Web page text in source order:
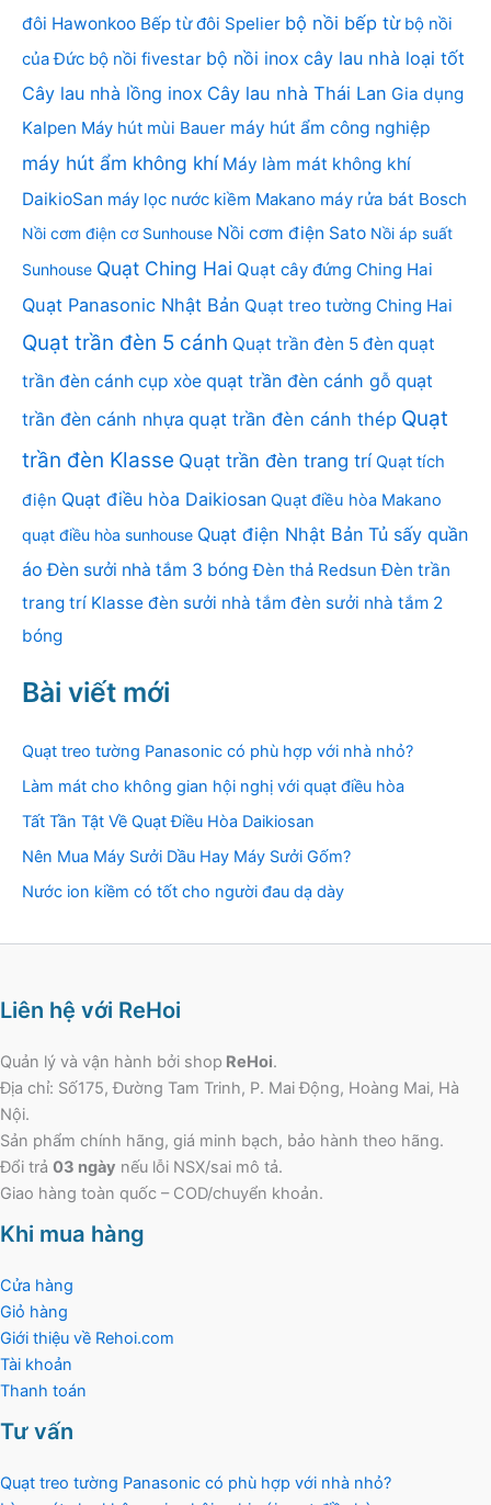
đôi Hawonkoo Bếp từ đôi Spelier bộ nồi bếp từ bộ nồi
của Đức bộ nồi fivestar bộ nồi inox cây lau nhà loại tốt
Cây lau nhà lồng inox Cây lau nhà Thái Lan Gia dụng
Kalpen Máy hút mùi Bauer máy hút ẩm công nghiệp
máy hút ẩm không khí Máy làm mát không khí
DaikioSan máy lọc nước kiềm Makano máy rửa bát Bosch
Nồi cơm điện cơ Sunhouse Nồi cơm điện Sato Nồi áp suất
Sunhouse Quạt Ching Hai Quạt cây đứng Ching Hai
Quạt Panasonic Nhật Bản Quạt treo tường Ching Hai
Quạt trần đèn 5 cánh Quạt trần đèn 5 đèn quạt
trần đèn cánh cụp xòe quạt trần đèn cánh gỗ quạt
trần đèn cánh nhựa quạt trần đèn cánh thép Quạt
trần đèn Klasse Quạt trần đèn trang trí Quạt tích
điện Quạt điều hòa Daikiosan Quạt điều hòa Makano
quạt điều hòa sunhouse Quạt điện Nhật Bản Tủ sấy quần
áo Đèn sưởi nhà tắm 3 bóng Đèn thả Redsun Đèn trần
trang trí Klasse đèn sưởi nhà tắm đèn sưởi nhà tắm 2
bóng
Bài viết mới
Quạt treo tường Panasonic có phù hợp với nhà nhỏ?
Làm mát cho không gian hội nghị với quạt điều hòa
Tất Tần Tật Về Quạt Điều Hòa Daikiosan
Nên Mua Máy Sưởi Dầu Hay Máy Sưởi Gốm?
Nước ion kiềm có tốt cho người đau dạ dày
Liên hệ với ReHoi
Quản lý và vận hành bởi shop ReHoi.
Địa chỉ: Số175, Đường Tam Trinh, P. Mai Động, Hoàng Mai, Hà
Nội.
Sản phẩm chính hãng, giá minh bạch, bảo hành theo hãng.
Đổi trả 03 ngày nếu lỗi NSX/sai mô tả.
Giao hàng toàn quốc – COD/chuyển khoản.
Khi mua hàng
Cửa hàng
Giỏ hàng
Giới thiệu về Rehoi.com
Tài khoản
Thanh toán
Tư vấn
Quạt treo tường Panasonic có phù hợp với nhà nhỏ?